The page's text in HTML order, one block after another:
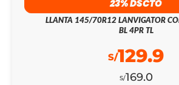
23% DSCTO
LLANTA 145/70R12 LANVIGATOR
BL 4PR TL
S/169.0
S/129.9